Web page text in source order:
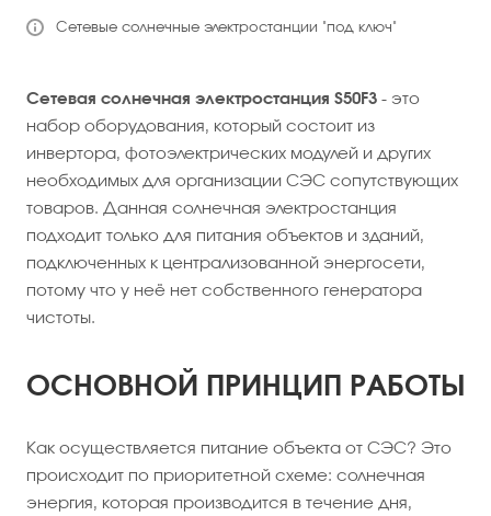
Сетевые солнечные электростанции "под ключ"
Сетевая солнечная электростанция S50F3 - это
набор оборудования, который состоит из
инвертора, фотоэлектрических модулей и других
необходимых для организации СЭС сопутствующих
товаров. Данная солнечная электростанция
подходит только для питания объектов и зданий,
подключенных к централизованной энергосети,
потому что у неё нет собственного генератора
чистоты.
ОСНОВНОЙ ПРИНЦИП РАБОТЫ
Как осуществляется питание объекта от СЭС? Это
происходит по приоритетной схеме: солнечная
энергия, которая производится в течение дня,